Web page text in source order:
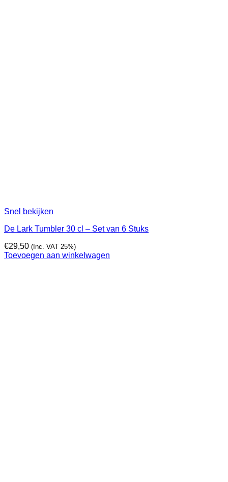
Snel bekijken
De Lark Tumbler 30 cl – Set van 6 Stuks
€29,50 (Inc. VAT 25%)
Toevoegen aan winkelwagen